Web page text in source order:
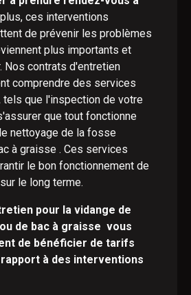
ces interventions
de prévenir les problèmes
plus importants et
Nos contrats d'entretien
comprendre des services
tels que l'inspection de votre
que tout fonctionne
nettoyage de la fosse
à graisse . Ces services
le bon fonctionnement de
le long terme.
pour la vidange de
de bac à graisse vous
de bénéficier de tarifs
à des interventions